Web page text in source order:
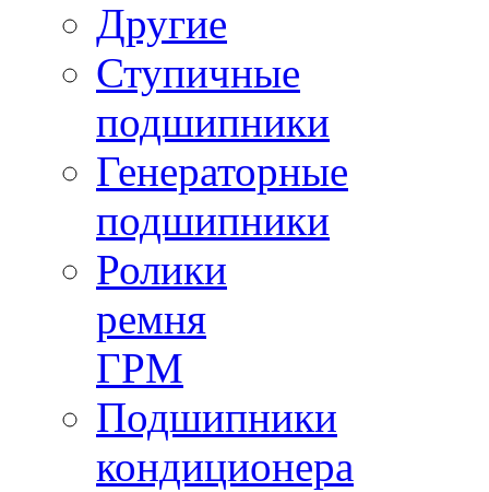
Другие
Ступичные
подшипники
Генераторные
подшипники
Ролики
ремня
ГРМ
Подшипники
кондиционера